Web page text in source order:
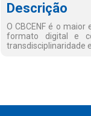
Descrição
O CBCENF é o
formato digital e
transdisciplinaridade